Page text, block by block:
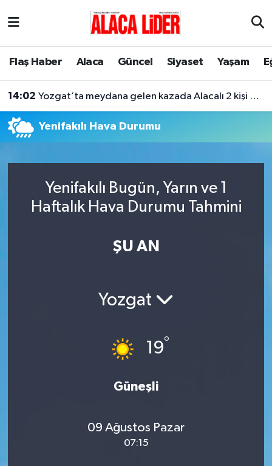
Flaş Haber Alaca Güncel Siyaset Yaşam
14:02 Yozgat’ta meydana gelen kazada Alacalı 2 kişi hayatını kaybetti
Yenifakılı Hava Durumu
Yenifakılı Bugün, Yarın ve 1
Haftalık Hava Durumu Tahmini
ŞU AN
Yozgat
19°
Güneşli
09 Ağustos Pazar
07:15
Çorum Nöbetçi Eczaneler
Tüm Manşetler